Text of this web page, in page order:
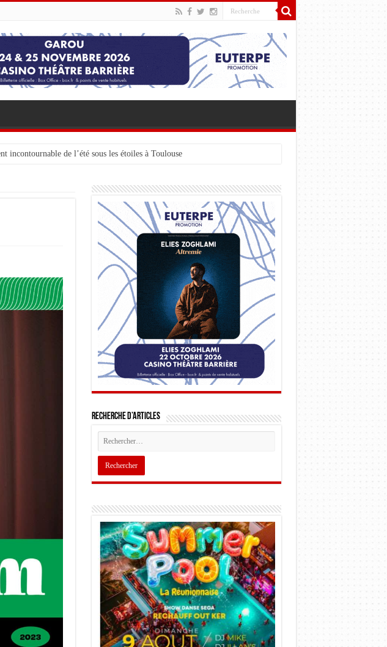
incontournable de l’été sous les étoiles à Toulouse
Recherche d’articles